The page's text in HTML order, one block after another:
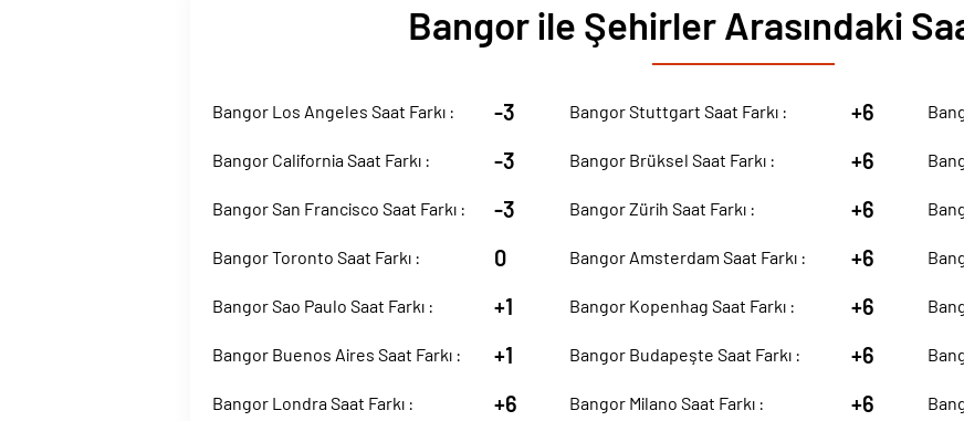
Bangor ile Şehirler Arasındaki
Bangor Los Angeles Saat Farkı : -3
Bangor California Saat Farkı : -3
Bangor San Francisco Saat Farkı : -3
Bangor Toronto Saat Farkı : 0
Bangor Sao Paulo Saat Farkı : +1
Bangor Buenos Aires Saat Farkı : +1
Bangor Londra Saat Farkı : +6
Bangor Stuttgart Saat Farkı : +6
Bangor Brüksel Saat Farkı : +6
Bangor Zürih Saat Farkı : +6
Bangor Amsterdam Saat Farkı : +6
Bangor Kopenhag Saat Farkı : +6
Bangor Budapeşte Saat Farkı : +6
Bangor Milano Saat Farkı : +6